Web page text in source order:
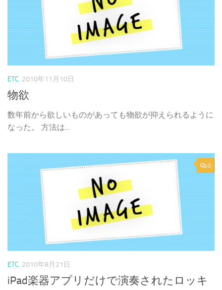
ETC 2010年11月10日
物欲
数年前から欲しいものがあっても物欲が抑えられるように
なった。 方法は...
0
ETC 2010年8月21日
iPad楽器アプリだけで演奏されたロッキ